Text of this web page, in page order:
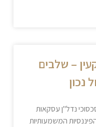
– שלבים
נכון
נדל"ן עסקאות
המשמעותיות